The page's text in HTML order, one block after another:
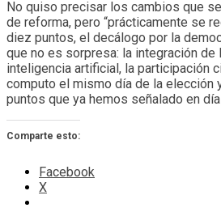
No quiso precisar los cambios que
de reforma, pero “prácticamente se
diez puntos, el decálogo por la
que no es sorpresa: la integración de
inteligencia artificial, la participación
computo el mismo día de la elección
puntos que ya hemos señalado en
Comparte esto:
Facebook
X